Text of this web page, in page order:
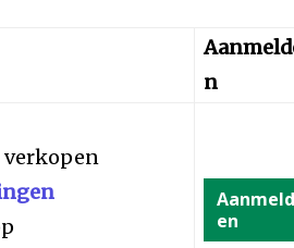
n
verkopen
en